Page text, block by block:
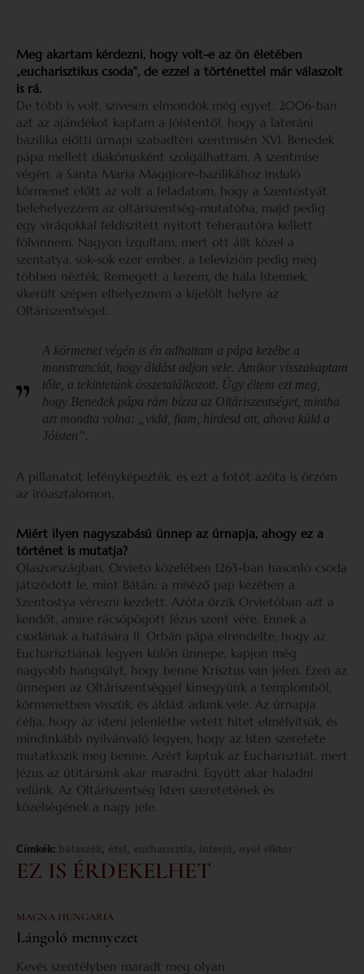
Meg akartam kérdezni, hogy volt-e az ön életében
„eucharisztikus csoda”, de ezzel a történettel már válaszolt
is rá.
De több is volt, szívesen elmondok még egyet. 2006-ban
azt az ajándékot kaptam a Jóistentől, hogy a lateráni
bazilika előtti úrnapi szabadtéri szentmisén XVI. Benedek
pápa mellett diakónusként szolgálhattam. A szentmise
végén, a Santa Maria Maggiore-bazilikához induló
körmenet előtt az volt a feladatom, hogy a Szentostyát
belehelyezzem az oltáriszentség-mutatóba, majd pedig
egy virágokkal feldíszített nyitott teherautóra kellett
fölvinnem. Nagyon izgultam, mert ott állt közel a
szentatya, sok-sok ezer ember, a televízión pedig még
többen nézték. Remegett a kezem, de hála Istennek,
sikerült szépen elhelyeznem a kijelölt helyre az
Oltáriszentséget.
A körmenet végén is én adhattam a pápa kezébe a
monstranciát, hogy áldást adjon vele. Amikor visszakaptam
tőle, a tekintetünk összetalálkozott. Úgy éltem ezt meg,
hogy Benedek pápa rám bízza az Oltáriszentséget, mintha
azt mondta volna: „vidd, fiam, hirdesd ott, ahova küld a
Jóisten”.
A pillanatot lefényképezték, és ezt a fotót azóta is őrzöm
az íróasztalomon.
Miért ilyen nagyszabású ünnep az úrnapja, ahogy ez a
történet is mutatja?
Olaszországban, Orvieto közelében 1263-ban hasonló csoda
játszódott le, mint Bátán: a miséző pap kezében a
Szentostya vérezni kezdett. Azóta őrzik Orvietóban azt a
kendőt, amire rácsöpögött Jézus szent vére. Ennek a
csodának a hatására II. Orbán pápa elrendelte, hogy az
Eucharisztiának legyen külön ünnepe, kapjon még
nagyobb hangsúlyt, hogy benne Krisztus van jelen. Ezen az
ünnepen az Oltáriszentséggel kimegyünk a templomból,
körmenetben visszük, és áldást adunk vele. Az úrnapja
célja, hogy az isteni jelenlétbe vetett hitet elmélyítsük, és
mindinkább nyilvánvaló legyen, hogy az Isten szeretete
mutatkozik meg benne. Azért kaptuk az Eucharisztiát, mert
Jézus az útitársunk akar maradni. Együtt akar haladni
velünk. Az Oltáriszentség Isten szeretetének és
közelségének a nagy jele.
Címkék: , , , ,
EZ IS ÉRDEKELHET
MAGNA HUNGARIA
Lángoló mennyezet
Kevés szentélyben maradt meg olyan